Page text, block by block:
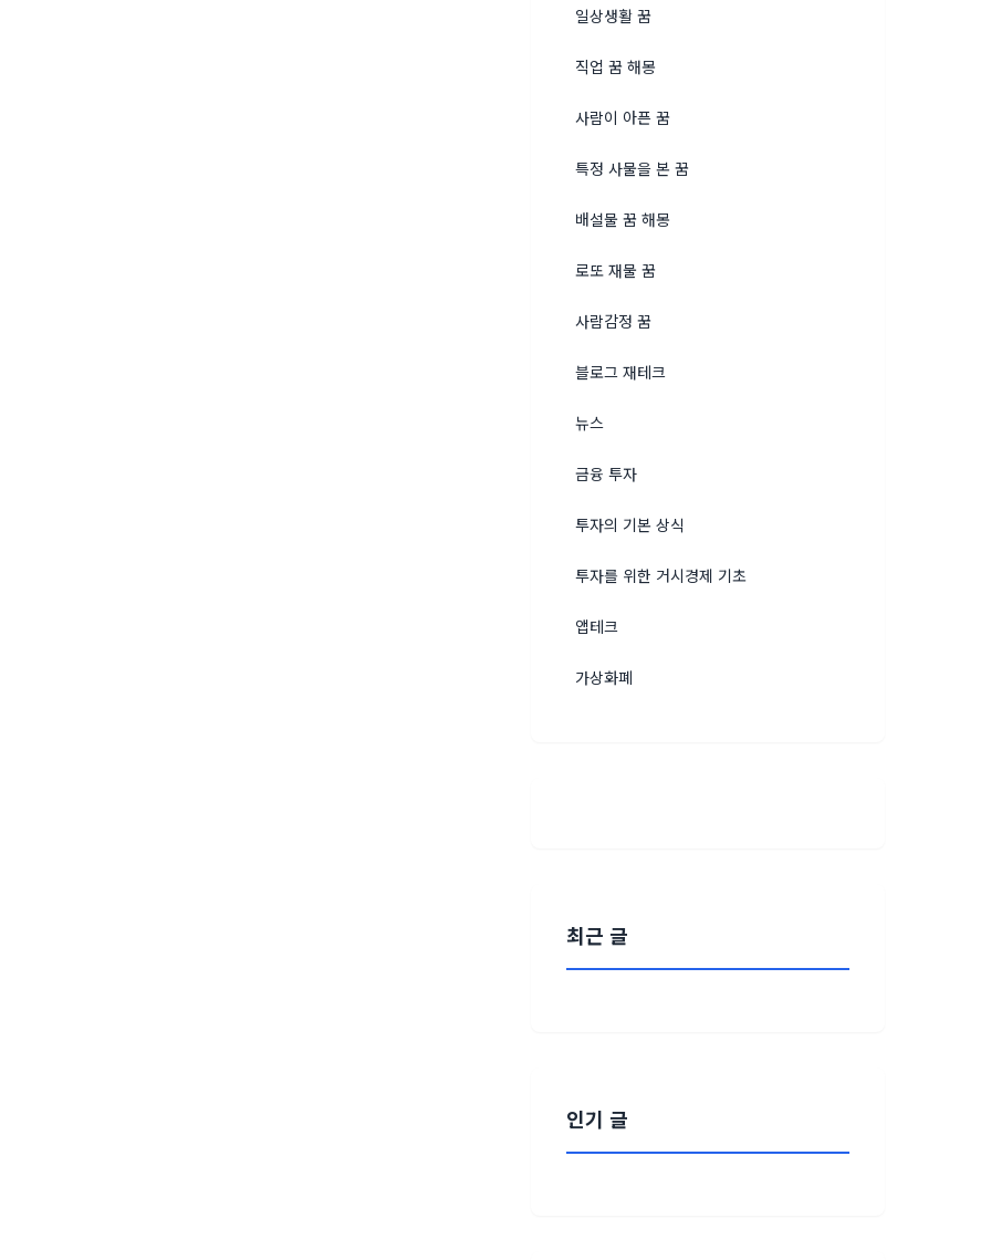
일상생활 꿈
직업 꿈 해몽
사람이 아픈 꿈
특정 사물을 본 꿈
배설물 꿈 해몽
로또 재물 꿈
사람감정 꿈
블로그 재테크
뉴스
금융 투자
투자의 기본 상식
투자를 위한 거시경제 기초
앱테크
가상화폐
최근 글
인기 글